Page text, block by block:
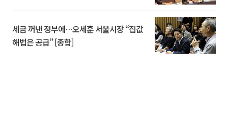
세금 꺼낸 정부에…오세훈 서울시장 “집값
해법은 공급” [종합]